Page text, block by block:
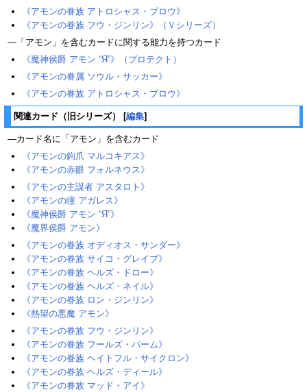
《アモンの眷族 アトロシャス・ブロウ》
《アモンの眷族 フウ・ジンリン》（Ｖシリーズ）
―「アモン」を含むカードに関する能力を持つカード
《魔神侯爵 アモン “Я”》（プロテクト）
《アモンの眷属 ソウル・サッカー》
《アモンの眷族 アトロシャス・ブロウ》
関連カード（旧シリーズ） [編集]
―カード名に「アモン」を含むカード
《アモンの鉤爪 マルコキアス》
《アモンの赤眼 フォルネウス》
《アモンの主謀者 アスタロト》
《アモンの瞳 アガレス》
《魔神侯爵 アモン “Я”》
《魔界侯爵 アモン》
《アモンの眷族 オディオス・サンダー》
《アモンの眷族 サイコ・グレイブ》
《アモンの眷族 ヘルズ・ドロー》
《アモンの眷族 ヘルズ・ネイル》
《アモンの眷族 ロン・ジンリン》
《熱望の悪魔 アモン》
《アモンの眷族 フウ・ジンリン》
《アモンの眷族 フールズ・パーム》
《アモンの眷族 ヘイトフル・サイクロン》
《アモンの眷族 ヘルズ・ディール》
《アモンの眷族 マッド・アイ》